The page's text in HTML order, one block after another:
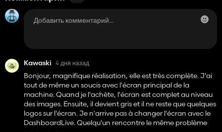
Kawaski 4 дня назад
Bonjour, magnifique réalisation, elle est très complète. J'ai
tout de même un soucis avec l'écran principal de la
machine. Quand je l'achète, l'écran est complet au niveau
des images. Ensuite, il devient gris et il ne reste que quelques
logos sur l'écran. Je n'arrive pas à changer l'écran avec le
DashboardLive. Quelqu'un rencontre le même problème